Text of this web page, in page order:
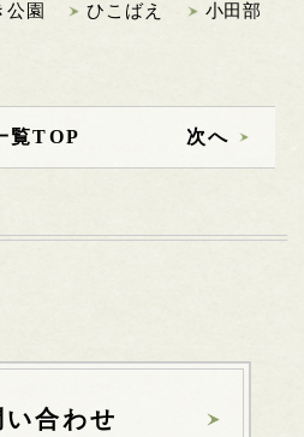
公園 ひこばえ
小田部
覧TOP 次へ
い合わせ